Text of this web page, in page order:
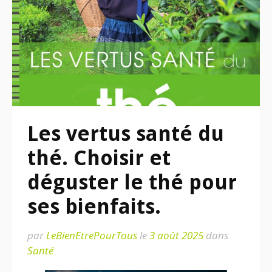
Les vertus santé du
thé. Choisir et
déguster le thé pour
ses bienfaits.
parLeBienEtrePourTousle3 août 2025 dans
Santé